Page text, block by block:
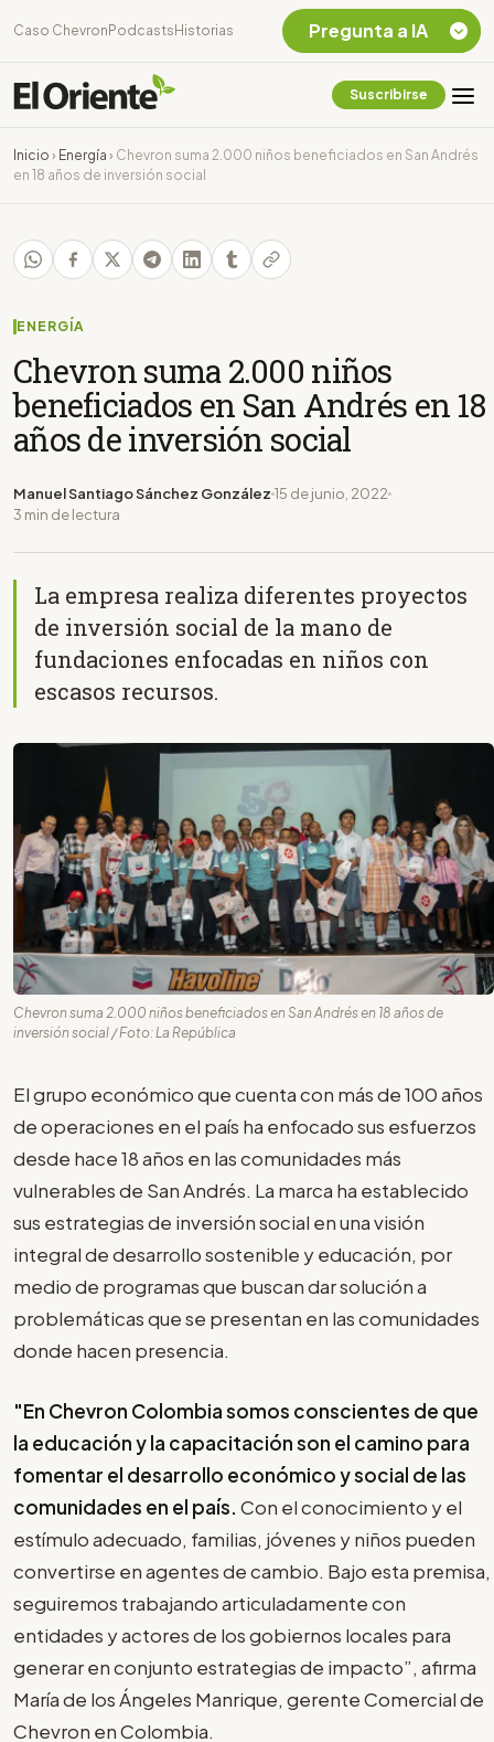
Caso Chevron Podcasts Historias
Suscribirse
Inicio › Energía › Chevron suma 2.000 niños beneficiados en San Andrés
en 18 años de inversión social
ENERGÍA
Chevron suma 2.000 niños
beneficiados en San Andrés en 18
años de inversión social
Manuel Santiago Sánchez González 15 de junio, 2022
3 min de lectura
La empresa realiza diferentes proyectos
de inversión social de la mano de
fundaciones enfocadas en niños con
escasos recursos.
Chevron suma 2.000 niños beneficiados en San Andrés en 18 años de
inversión social / Foto: La República
El grupo económico que cuenta con más de 100 años
de operaciones en el país ha enfocado sus esfuerzos
desde hace 18 años en las comunidades más
vulnerables de San Andrés. La marca ha establecido
sus estrategias de inversión social en una visión
integral de desarrollo sostenible y educación, por
medio de programas que buscan dar solución a
problemáticas que se presentan en las comunidades
donde hacen presencia.
"En Chevron Colombia somos conscientes de que
la educación y la capacitación son el camino para
fomentar el desarrollo económico y social de las
comunidades en el país. Con el conocimiento y el
estímulo adecuado, familias, jóvenes y niños pueden
convertirse en agentes de cambio. Bajo esta premisa,
seguiremos trabajando articuladamente con
entidades y actores de los gobiernos locales para
generar en conjunto estrategias de impacto”, afirma
María de los Ángeles Manrique, gerente Comercial de
Chevron en Colombia.
Pregunta a IA
Chevron Ecuador